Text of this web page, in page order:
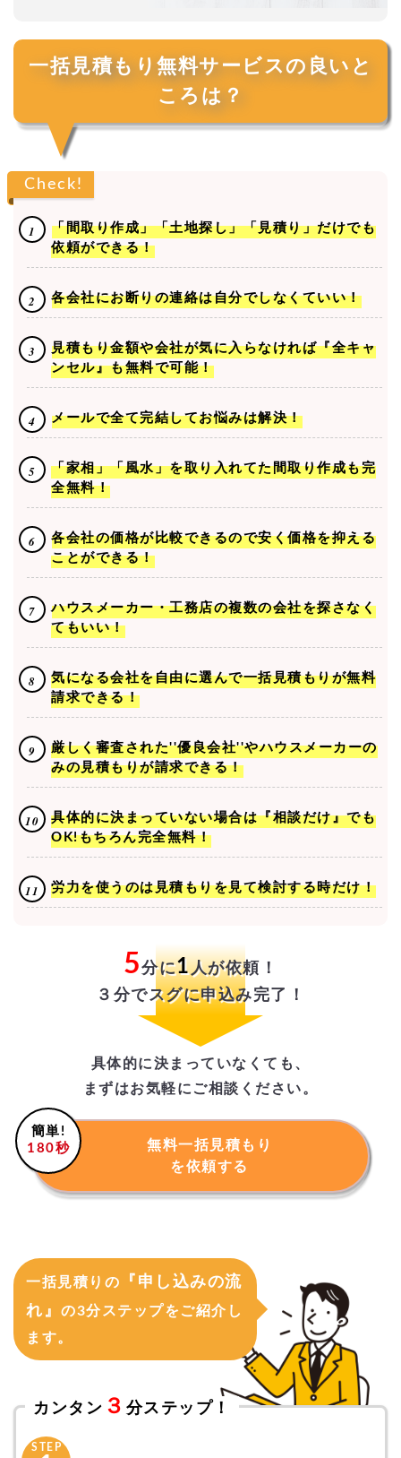
一括見積もり無料サービスの良いと
ころは？
Check!
「間取り作成」「土地探し」「見積り」だけでも
依頼ができる！
各会社にお断りの連絡は自分でしなくていい！
見積もり金額や会社が気に入らなければ『全キャ
ンセル』も無料で可能！
メールで全て完結してお悩みは解決！
「家相」「風水」を取り入れてた間取り作成も完
全無料！
各会社の価格が比較できるので安く価格を抑える
ことができる！
ハウスメーカー・工務店の複数の会社を探さなく
てもいい！
気になる会社を自由に選んで一括見積もりが無料
請求できる！
厳しく審査された''優良会社''やハウスメーカーの
みの見積もりが請求できる！
具体的に決まっていない場合は『相談だけ』でも
OK!もちろん完全無料！
労力を使うのは見積もりを見て検討する時だけ！
5分に1人が依頼！
３分でスグに申込み完了！
具体的に決まっていなくても、
まずはお気軽にご相談ください。
簡単!
180秒
無料一括見積もり
を依頼する
一括見積りの
『申し込みの流
れ』 の3分ステップをご紹介し
ます。
カンタン ３ 分ステップ！
STEP